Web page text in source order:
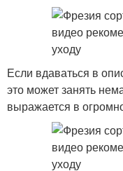
Если вдаваться в
это может занять
выражается в